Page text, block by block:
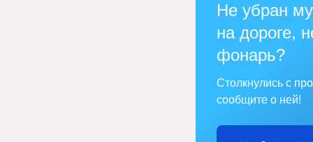
Не убран
на дороге,
фонарь?
Столкнулись с
сообщите о ней!